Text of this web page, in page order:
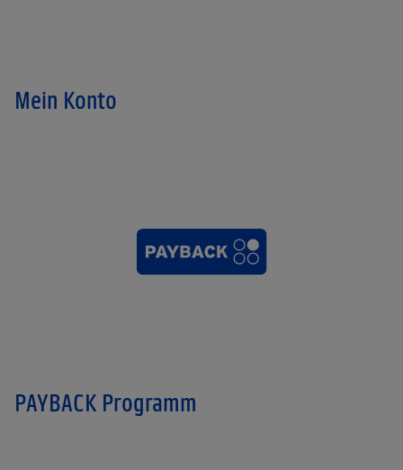
Mein Konto
PAYBACK Programm